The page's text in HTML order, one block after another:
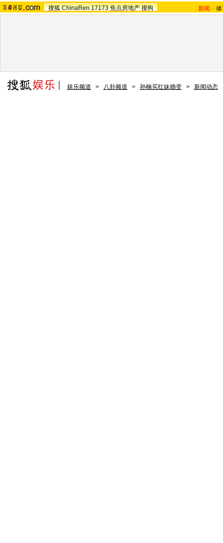
搜狐 ChinaRen 17173 焦点房地产 搜狗 新闻 -
娱乐频道 > 八卦频道 > 孙楠买红妹婚变 > 新闻动态